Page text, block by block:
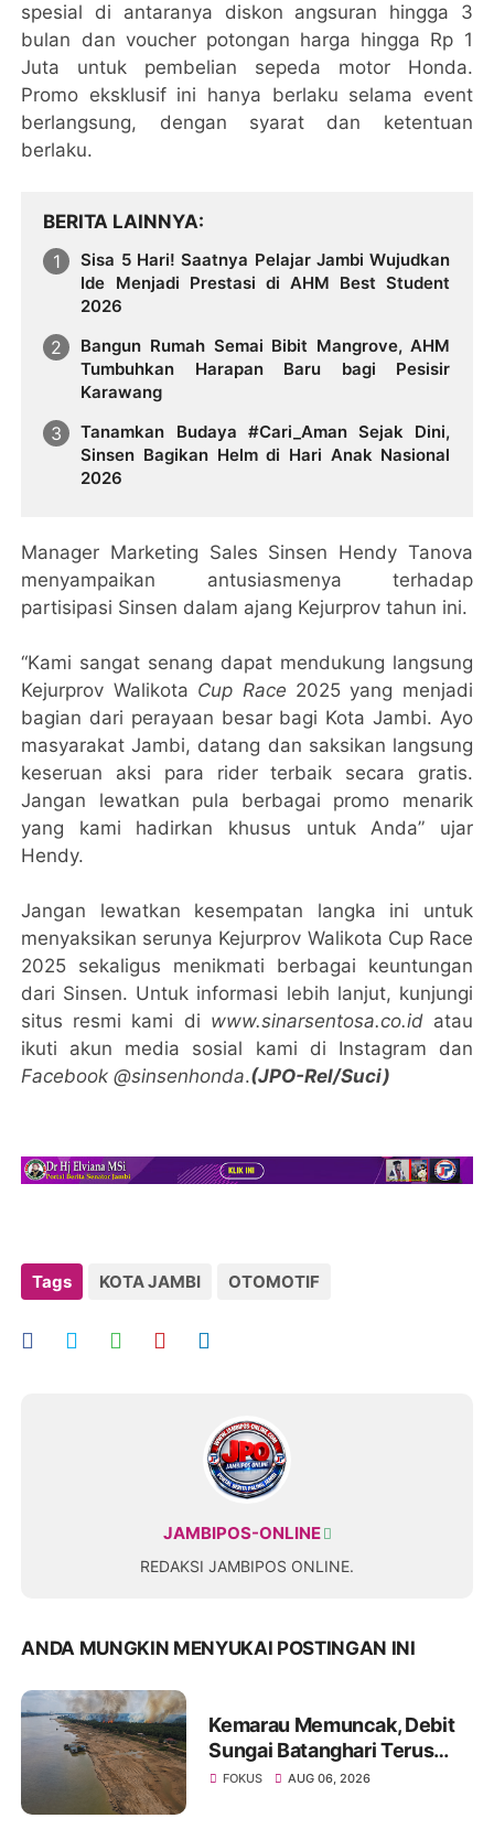
spesial di antaranya diskon angsuran hingga 3
bulan dan voucher potongan harga hingga Rp 1
Juta untuk pembelian sepeda motor Honda.
Promo eksklusif ini hanya berlaku selama event
berlangsung, dengan syarat dan ketentuan
berlaku.
BERITA LAINNYA
Sisa 5 Hari! Saatnya Pelajar Jambi Wujudkan
Ide Menjadi Prestasi di AHM Best Student
2026
Bangun Rumah Semai Bibit Mangrove, AHM
Tumbuhkan Harapan Baru bagi Pesisir
Karawang
Tanamkan Budaya #Cari_Aman Sejak Dini,
Sinsen Bagikan Helm di Hari Anak Nasional
2026
Manager Marketing Sales Sinsen Hendy Tanova
menyampaikan antusiasmenya terhadap
partisipasi Sinsen dalam ajang Kejurprov tahun ini.
“Kami sangat senang dapat mendukung langsung
Kejurprov Walikota Cup Race 2025 yang menjadi
bagian dari perayaan besar bagi Kota Jambi. Ayo
masyarakat Jambi, datang dan saksikan langsung
keseruan aksi para rider terbaik secara gratis.
Jangan lewatkan pula berbagai promo menarik
yang kami hadirkan khusus untuk Anda” ujar
Hendy.
Jangan lewatkan kesempatan langka ini untuk
menyaksikan serunya Kejurprov Walikota Cup Race
2025 sekaligus menikmati berbagai keuntungan
dari Sinsen. Untuk informasi lebih lanjut, kunjungi
situs resmi kami di www.sinarsentosa.co.idatau
ikuti akun media sosial kami di Instagram dan
Facebook @sinsenhonda.(JPO-Rel/Suci)
Tags KOTA JAMBI OTOMOTIF
JAMBIPOS-ONLINE
REDAKSI JAMBIPOS ONLINE.
ANDA MUNGKIN MENYUKAI POSTINGAN INI
Kemarau Memuncak, Debit
Sungai Batanghari Terus
Menyusut, Jambi Hadapi
FOKUS AUG 06, 2026